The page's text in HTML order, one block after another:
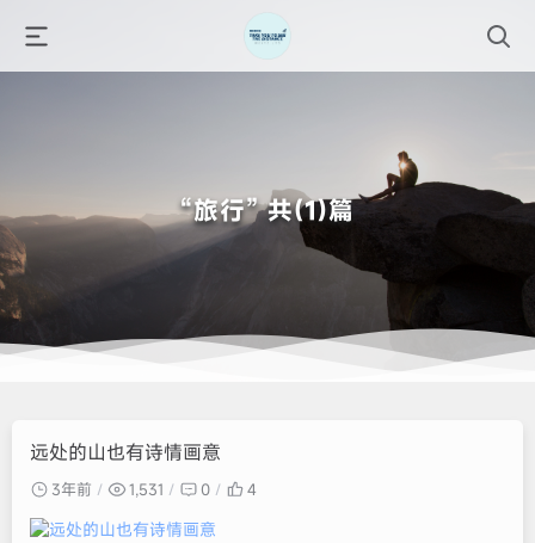
“旅行” 共(1)篇
远处的山也有诗情画意
3年前 1,531 0 4